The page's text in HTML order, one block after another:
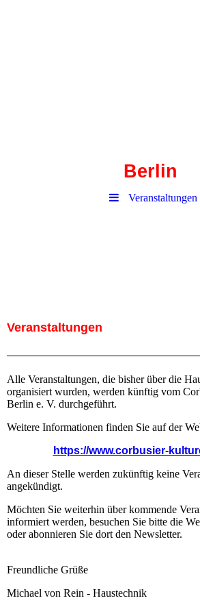
Berlin
Veranstaltungen
Veranstaltungen
Alle Veranstaltungen, die bisher über die
organisiert wurden, werden künftig vom
Berlin e. V. durchgeführt.
Weitere Informationen finden Sie auf der
https://www.corbusier-
An dieser Stelle werden zukünftig keine
angekündigt.
Möchten Sie weiterhin über kommende
informiert werden, besuchen Sie bitte die
oder abonnieren Sie dort den Newsletter.
Freundliche Grüße
Michael von Rein - Haustechnik